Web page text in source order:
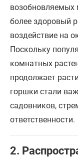
возобновляемых
более здоровый
воздействие на
Поскольку
комнатных
продолжает
горшки стали
садовников,
ответственности.
2.